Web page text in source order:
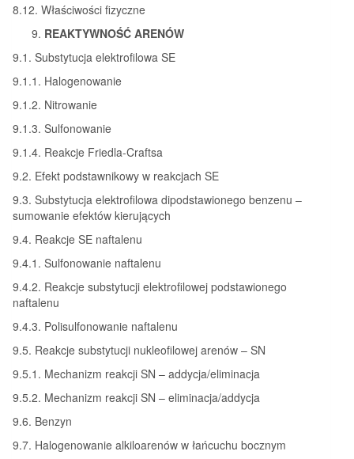
8.12. Właściwości fizyczne
REAKTYWNOŚĆ ARENÓW
9.1. Substytucja elektrofilowa SE
9.1.1. Halogenowanie
9.1.2. Nitrowanie
9.1.3. Sulfonowanie
9.1.4. Reakcje Friedla-Craftsa
9.2. Efekt podstawnikowy w reakcjach SE
9.3. Substytucja elektrofilowa dipodstawionego benzenu –
sumowanie efektów kierujących
9.4. Reakcje SE naftalenu
9.4.1. Sulfonowanie naftalenu
9.4.2. Reakcje substytucji elektrofilowej podstawionego
naftalenu
9.4.3. Polisulfonowanie naftalenu
9.5. Reakcje substytucji nukleofilowej arenów – SN
9.5.1. Mechanizm reakcji SN – addycja/eliminacja
9.5.2. Mechanizm reakcji SN – eliminacja/addycja
9.6. Benzyn
9.7. Halogenowanie alkiloarenów w łańcuchu bocznym